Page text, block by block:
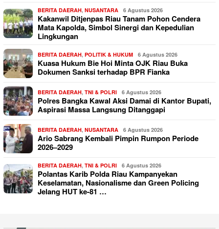
BERITA DAERAH, NUSANTARA 6 Agustus 2026
Kakanwil Ditjenpas Riau Tanam Pohon Cendera
Mata Kapolda, Simbol Sinergi dan Kepedulian
Lingkungan
BERITA DAERAH, POLITIK & HUKUM 6 Agustus 2026
Kuasa Hukum Bie Hoi Minta OJK Riau Buka
Dokumen Sanksi terhadap BPR Fianka
BERITA DAERAH, TNI & POLRI 6 Agustus 2026
Polres Bangka Kawal Aksi Damai di Kantor Bupati,
Aspirasi Massa Langsung Ditanggapi
BERITA DAERAH, NUSANTARA 6 Agustus 2026
Ario Sabrang Kembali Pimpin Rumpon Periode
2026–2029
BERITA DAERAH, TNI & POLRI 6 Agustus 2026
Polantas Karib Polda Riau Kampanyekan
Keselamatan, Nasionalisme dan Green Policing
Jelang HUT ke-81 …